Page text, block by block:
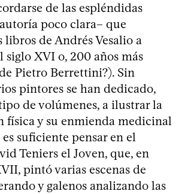
de las espléndidas
poco clara– que
de Andrés Vesalio a
siglo XVI o, 200 años más
Pietro Berrettini?). Sin
pintores se han dedicado,
de volúmenes, a ilustrar la
física y su enmienda medicinal
suficiente pensar en el
Teniers el Joven, que, en
pintó varias escenas de
y galenos analizando las